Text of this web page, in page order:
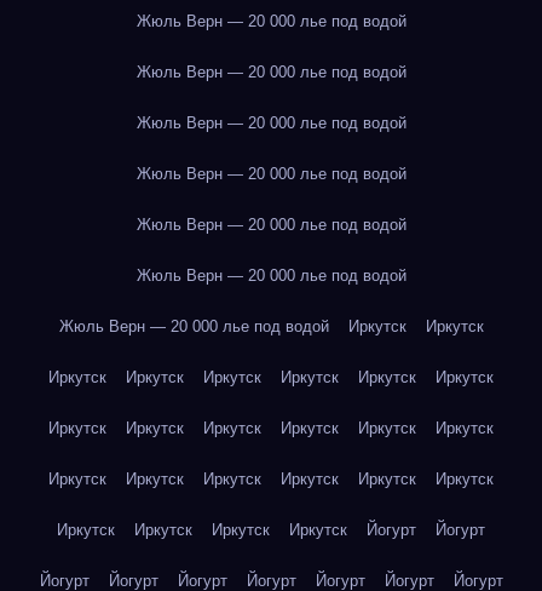
Жюль Верн — 20 000 лье под водой
Жюль Верн — 20 000 лье под водой
Жюль Верн — 20 000 лье под водой
Жюль Верн — 20 000 лье под водой
Жюль Верн — 20 000 лье под водой
Жюль Верн — 20 000 лье под водой
Жюль Верн — 20 000 лье под водой Иркутск Иркутск
Иркутск Иркутск Иркутск Иркутск Иркутск Иркутск
Иркутск Иркутск Иркутск Иркутск Иркутск Иркутск
Иркутск Иркутск Иркутск Иркутск Иркутск Иркутск
Иркутск Иркутск Иркутск Иркутск Йогурт Йогурт
Йогурт Йогурт Йогурт Йогурт Йогурт Йогурт Йогурт